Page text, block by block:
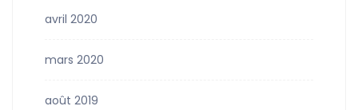
avril 2020
mars 2020
août 2019